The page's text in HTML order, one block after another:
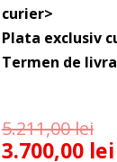
curier>
Plata exclusiv
Termen de
5.211,00lei
3.700,00 lei